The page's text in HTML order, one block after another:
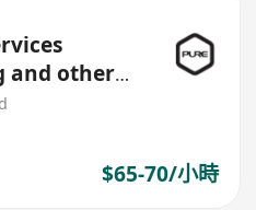
and other
$65-70/小時